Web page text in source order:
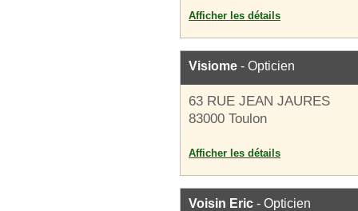
Afficher les détails
Visiome - Opticien
63 RUE JEAN JAURES
83000 Toulon
Afficher les détails
Voisin Eric - Opticien